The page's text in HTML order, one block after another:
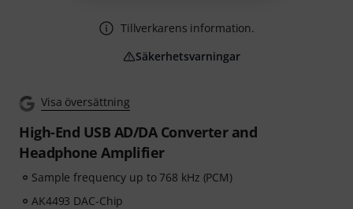
Visa översättning
High-End USB AD/DA Converter and
Headphone Amplifier
Sample frequency up to 768 kHz (PCM)
AK4493 DAC-Chip
Tillverkarens information.
Säkerhetsvarningar